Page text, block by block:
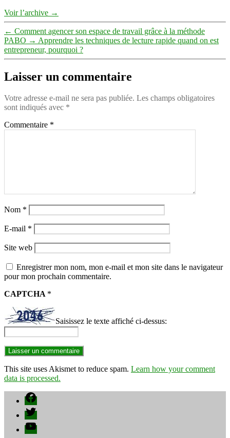
Voir l’archive →
← Comment agencer son espace de travail grâce à la méthode
PABO → Apprendre les techniques de lecture rapide quand on est
entrepreneur, pourquoi ?
Laisser un commentaire
Votre adresse e-mail ne sera pas publiée. Les champs obligatoires
sont indiqués avec *
Commentaire *
Nom *
E-mail *
Site web
Enregistrer mon nom, mon e-mail et mon site dans le navigateur
pour mon prochain commentaire.
CAPTCHA *
Saisissez le texte affiché ci-dessus:
This site uses Akismet to reduce spam. Learn how your comment
data is processed.
Facebook
Twitter
YouTube